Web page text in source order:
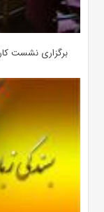
برگزاری نشست